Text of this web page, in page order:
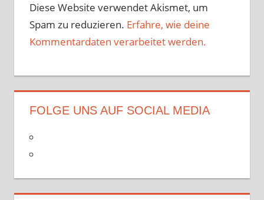
Diese Website verwendet Akismet, um
Spam zu reduzieren. Erfahre, wie deine
Kommentardaten verarbeitet werden.
FOLGE UNS AUF SOCIAL MEDIA